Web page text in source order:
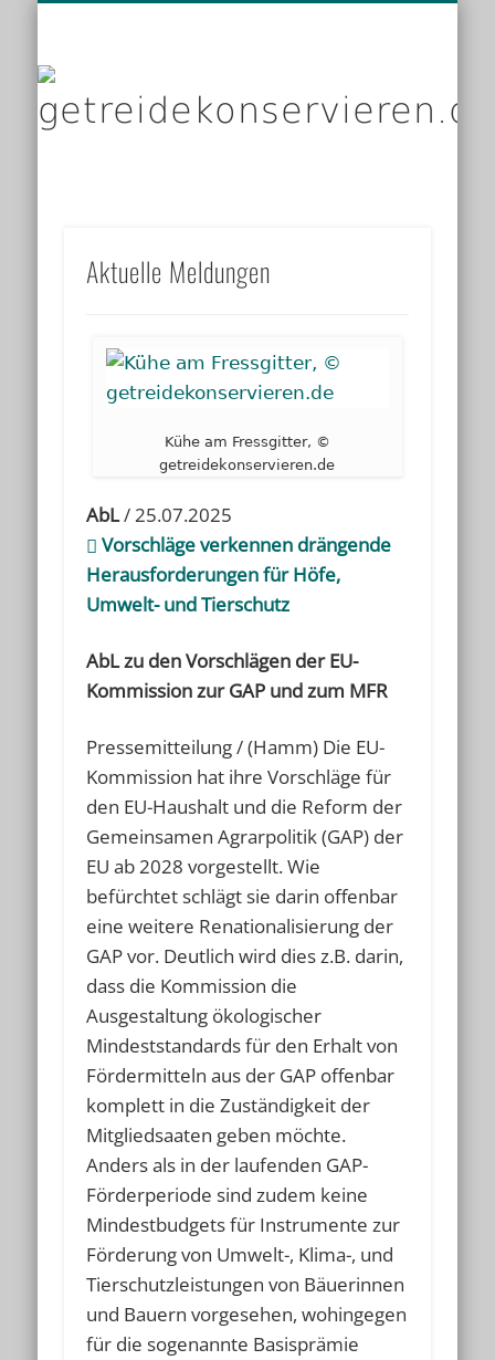
Aktuelle Meldungen
Kühe am Fressgitter, ©
getreidekonservieren.de
AbL/ 25.07.2025
Vorschläge verkennen drängende
Herausforderungen für Höfe,
Umwelt- und Tierschutz
AbL zu den Vorschlägen der EU-
Kommission zur GAP und zum MFR
Pressemitteilung / (Hamm) Die EU-
Kommission hat ihre Vorschläge für
den EU-Haushalt und die Reform der
Gemeinsamen Agrarpolitik (GAP) der
EU ab 2028 vorgestellt. Wie
befürchtet schlägt sie darin offenbar
eine weitere Renationalisierung der
GAP vor. Deutlich wird dies z.B. darin,
dass die Kommission die
Ausgestaltung ökologischer
Mindeststandards für den Erhalt von
Fördermitteln aus der GAP offenbar
komplett in die Zuständigkeit der
Mitgliedsaaten geben möchte.
Anders als in der laufenden GAP-
Förderperiode sind zudem keine
Mindestbudgets für Instrumente zur
Förderung von Umwelt-, Klima-, und
Tierschutzleistungen von Bäuerinnen
und Bauern vorgesehen, wohingegen
für die sogenannte Basisprämie